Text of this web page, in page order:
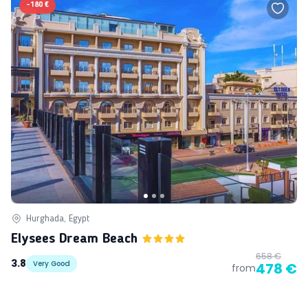
-180 €
Hurghada, Egypt
Elysees Dream Beach
3.8
Very Good from
658 €
478 €